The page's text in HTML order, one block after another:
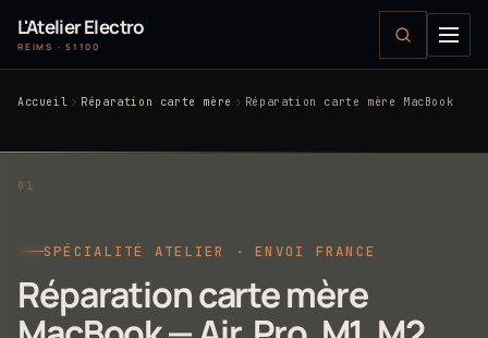
L'Atelier Electro
REIMS · 51100
Accueil Réparation carte mère Réparation carte mère MacBook
SPÉCIALITÉ ATELIER · ENVOI FRANCE
Réparation carte mère